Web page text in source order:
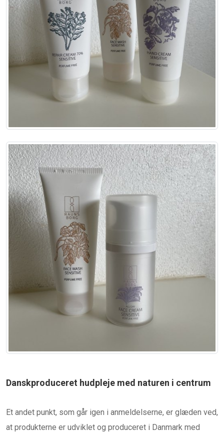
Danskproduceret hudpleje med naturen i centrum
Et andet punkt, som går igen i anmeldelserne, er glæden ved,
at produkterne er udviklet og produceret i Danmark med